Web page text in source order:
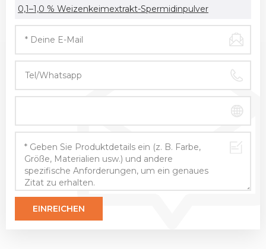
0,1–1,0 % Weizenkeimextrakt-Spermidinpulver